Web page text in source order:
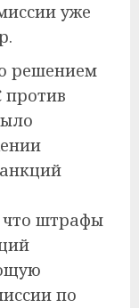
уже
решением
против
что штрафы
по